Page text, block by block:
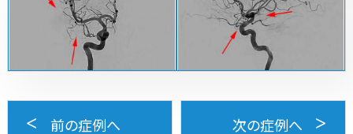
前の症例へ 次の症例へ